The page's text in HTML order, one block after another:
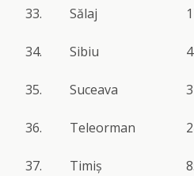
33. Sălaj
34. Sibiu
35. Suceava
36. Teleorman
37. Timiș